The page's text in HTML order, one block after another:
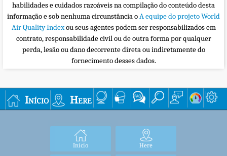
habilidades e cuidados razoáveis na compilação do conteúdo desta
informação e sob nenhuma circunstância oA equipe do projeto World
Air Quality Indexou seus agentes podem ser responsabilizados em
contrato, responsabilidade civil ou de outra forma por qualquer
perda, lesão ou dano decorrente direta ou indiretamente do
fornecimento desses dados.
Início Here
Início Here